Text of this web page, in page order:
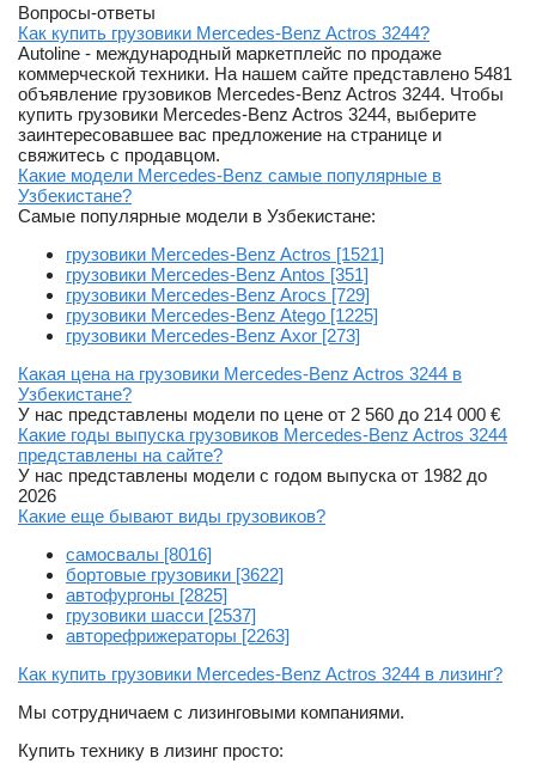
Вопросы-ответы
Как купить грузовики Mercedes-Benz Actros 3244?
Autoline - международный маркетплейс по продаже
коммерческой техники. На нашем сайте представлено 5481
объявление грузовиков Mercedes-Benz Actros 3244. Чтобы
купить грузовики Mercedes-Benz Actros 3244, выберите
заинтересовавшее вас предложение на странице и
свяжитесь с продавцом.
Какие модели Mercedes-Benz самые популярные в
Узбекистане?
Самые популярные модели в Узбекистане:
грузовики Mercedes-Benz Actros [1521]
грузовики Mercedes-Benz Antos [351]
грузовики Mercedes-Benz Arocs [729]
грузовики Mercedes-Benz Atego [1225]
грузовики Mercedes-Benz Axor [273]
Какая цена на грузовики Mercedes-Benz Actros 3244 в
Узбекистане?
У нас представлены модели по цене от 2 560 до 214 000 €
Какие годы выпуска грузовиков Mercedes-Benz Actros 3244
представлены на сайте?
У нас представлены модели с годом выпуска от 1982 до
2026
Какие еще бывают виды грузовиков?
самосвалы [8016]
бортовые грузовики [3622]
автофургоны [2825]
грузовики шасси [2537]
авторефрижераторы [2263]
Как купить грузовики Mercedes-Benz Actros 3244 в лизинг?
Мы сотрудничаем с лизинговыми компаниями.
Купить технику в лизинг просто: